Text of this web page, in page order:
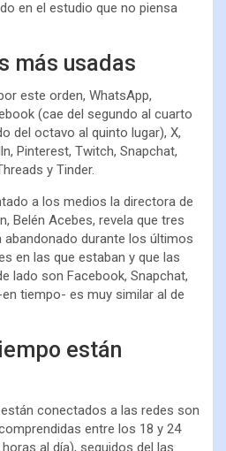
en el estudio que no piensa
más usadas
este orden, WhatsApp,
(cae del segundo al cuarto
del octavo al quinto lugar), X,
Pinterest, Twitch, Snapchat,
y Tinder.
a los medios la directora de
Belén Acebes, revela que tres
abandonado durante los últimos
en las que estaban y que las
lado son Facebook, Snapchat,
tiempo- es muy similar al de
están
conectados a las redes son
entre los 18 y 24
al día), seguidos del las